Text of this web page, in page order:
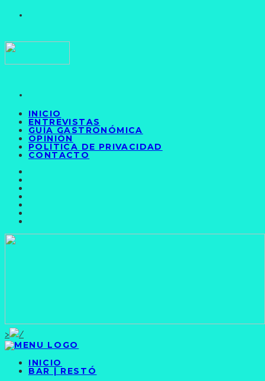
INICIO
ENTREVISTAS
GUÍA GASTRONÓMICA
OPINIÓN
POLÍTICA DE PRIVACIDAD
CONTACTO
>
INICIO
BAR | RESTÓ